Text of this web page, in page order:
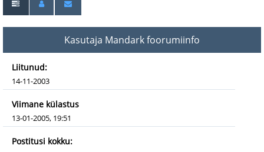
Kasutaja Mandark foorumiinfo
Liitunud:
14-11-2003
Viimane külastus
13-01-2005, 19:51
Postitusi kokku: